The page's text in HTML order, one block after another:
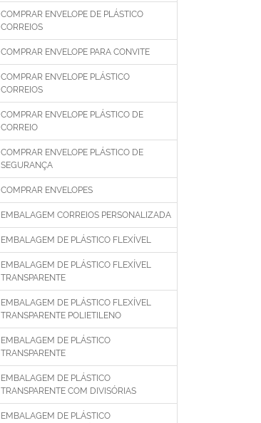
COMPRAR ENVELOPE DE PLÁSTICO
CORREIOS
COMPRAR ENVELOPE PARA CONVITE
COMPRAR ENVELOPE PLÁSTICO
CORREIOS
COMPRAR ENVELOPE PLÁSTICO DE
CORREIO
COMPRAR ENVELOPE PLÁSTICO DE
SEGURANÇA
COMPRAR ENVELOPES
EMBALAGEM CORREIOS PERSONALIZADA
EMBALAGEM DE PLÁSTICO FLEXÍVEL
EMBALAGEM DE PLÁSTICO FLEXÍVEL
TRANSPARENTE
EMBALAGEM DE PLÁSTICO FLEXÍVEL
TRANSPARENTE POLIETILENO
EMBALAGEM DE PLÁSTICO
TRANSPARENTE
EMBALAGEM DE PLÁSTICO
TRANSPARENTE COM DIVISÓRIAS
EMBALAGEM DE PLÁSTICO